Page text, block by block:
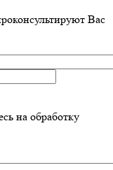
Вас
на обработку